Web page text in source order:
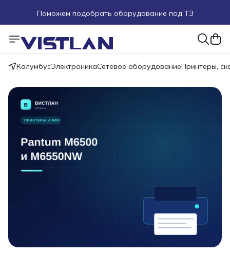
Поможем подобрать оборудование под ТЗ
Пуско-наладочные работы
Пришлите запрос на e-mail или в чат
Более 100 000 позиций в наличии и под заказ
КолумбусЭлектроникаСетевое оборудованиеПринтеры,